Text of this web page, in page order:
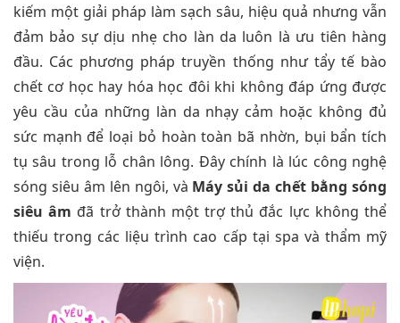
kiếm một giải pháp làm sạch sâu, hiệu quả nhưng vẫn
đảm bảo sự dịu nhẹ cho làn da luôn là ưu tiên hàng
đầu. Các phương pháp truyền thống như tẩy tế bào
chết cơ học hay hóa học đôi khi không đáp ứng được
yêu cầu của những làn da nhạy cảm hoặc không đủ
sức mạnh để loại bỏ hoàn toàn bã nhờn, bụi bẩn tích
tụ sâu trong lỗ chân lông. Đây chính là lúc công nghệ
sóng siêu âm lên ngôi, và Máy sủi da chết bằng sóng
siêu âm đã trở thành một trợ thủ đắc lực không thể
thiếu trong các liệu trình cao cấp tại spa và thẩm mỹ
viện.